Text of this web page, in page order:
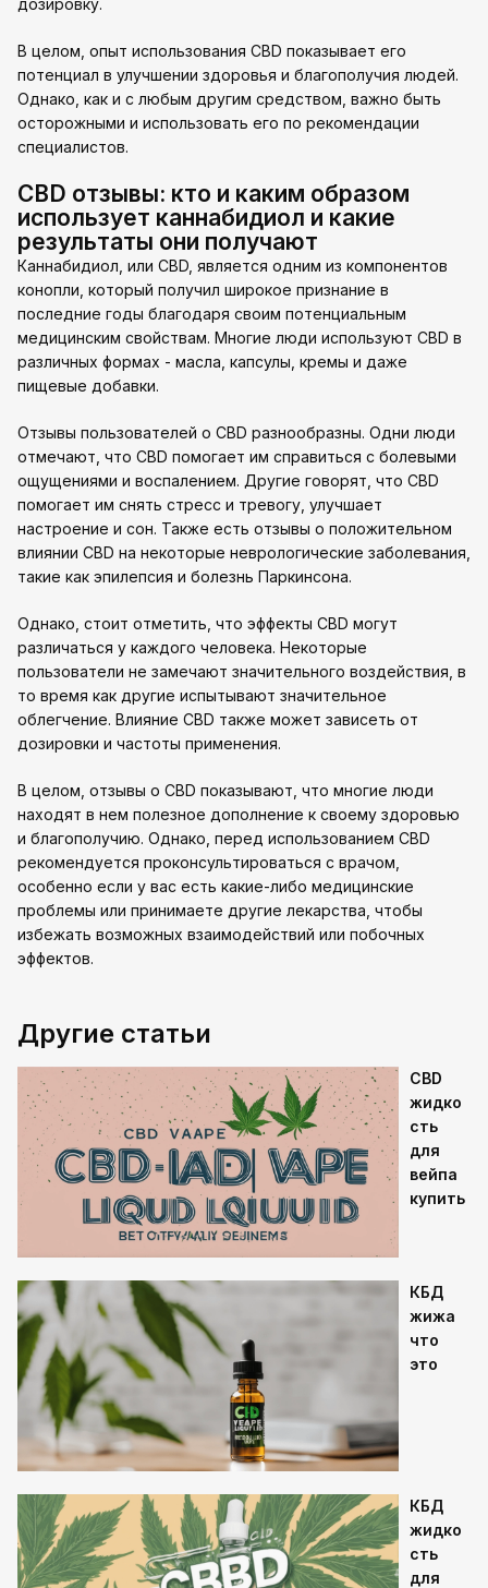
В целом, опыт использования CBD показывает его
потенциал в улучшении здоровья и благополучия людей.
Однако, как и с любым другим средством, важно быть
осторожными и использовать его по рекомендации
специалистов.
CBD отзывы: кто и каким образом
использует каннабидиол и какие
результаты они получают
Каннабидиол, или CBD, является одним из компонентов
конопли, который получил широкое признание в
последние годы благодаря своим потенциальным
медицинским свойствам. Многие люди используют CBD в
различных формах - масла, капсулы, кремы и даже
пищевые добавки.
Отзывы пользователей о CBD разнообразны. Одни люди
отмечают, что CBD помогает им справиться с болевыми
ощущениями и воспалением. Другие говорят, что CBD
помогает им снять стресс и тревогу, улучшает
настроение и сон. Также есть отзывы о положительном
влиянии CBD на некоторые неврологические заболевания,
такие как эпилепсия и болезнь Паркинсона.
Однако, стоит отметить, что эффекты CBD могут
различаться у каждого человека. Некоторые
пользователи не замечают значительного воздействия, в
то время как другие испытывают значительное
облегчение. Влияние CBD также может зависеть от
дозировки и частоты применения.
В целом, отзывы о CBD показывают, что многие люди
находят в нем полезное дополнение к своему здоровью
и благополучию. Однако, перед использованием CBD
рекомендуется проконсультироваться с врачом,
особенно если у вас есть какие-либо медицинские
проблемы или принимаете другие лекарства, чтобы
избежать возможных взаимодействий или побочных
эффектов.
Другие статьи
CBD
жидко
сть
для
вейпа
купить
КБД
жижа
что
это
КБД
жидко
сть
для